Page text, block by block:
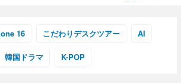
16 こだわりデスクツアー AI
韓国ドラマ K-POP